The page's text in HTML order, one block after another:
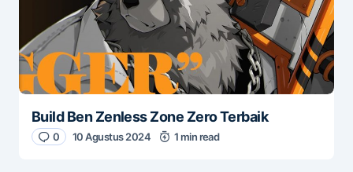
Build Ben Zenless Zone Zero Terbaik
0 10 Agustus 2024 1 min read